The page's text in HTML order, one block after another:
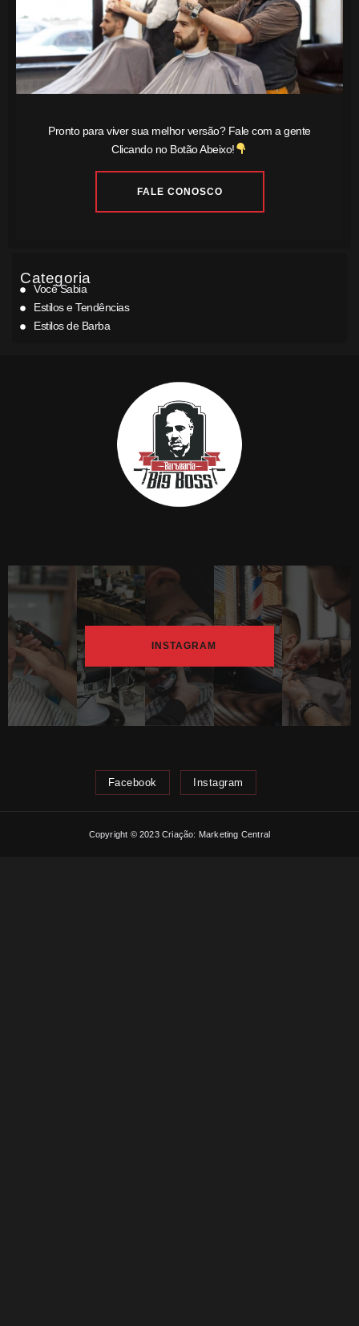
Pronto para viver sua melhor versão? Fale com a gente
Clicando no Botão Abeixo!
FALE CONOSCO
Categoria
Você Sabia
Estilos e Tendências
Estilos de Barba
INSTAGRAM
Facebook Instagram
Copyright © 2023 Criação: Marketing Central